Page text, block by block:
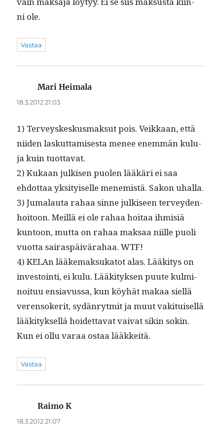
ni ole.
Vastaa
Mari Heimala
18.3.2012 21:03
1) Ter­veyskeskus­mak­sut pois. Veikkaan, että
niiden laskut­tamis­es­ta menee enem­män kulu­
ja kuin tuottavat.
2) Kukaan julkisen puolen lääkäri ei saa
ehdot­taa yksi­tyiselle men­e­mistä. Sakon uhalla.
3) Jumalau­ta rahaa sinne julkiseen ter­vey­den­
hoitoon. Meil­lä ei ole rahaa hoitaa ihmisiä
kun­toon, mut­ta on rahaa mak­saa niille puoli
vuot­ta sairaspäivära­haa. WTF!
4) KELAn lääke­mak­suka­tot alas. Lääk­i­tys on
investoin­ti, ei kulu. Lääk­i­tyk­sen puute kul­mi­
noituu ensi­avus­sa, kun köy­hät makaa siel­lä
veren­soker­it, sydän­ryt­mit ja muut vak­i­tuisel­lä
lääk­i­tyk­sel­lä hoidet­ta­vat vai­vat sikin sokin.
Kun ei ollu varaa ostaa lääkkeitä.
Vastaa
Raimo K
18.3.2012 21:07